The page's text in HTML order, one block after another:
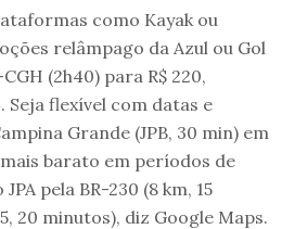
como Kayak ou
relâmpago da Azul ou Gol
(2h40) para R$ 220,
flexível com datas e
Grande (JPB, 30 min) em
barato em períodos de
pela BR-230 (8 km, 15
20 minutos), diz Google Maps.